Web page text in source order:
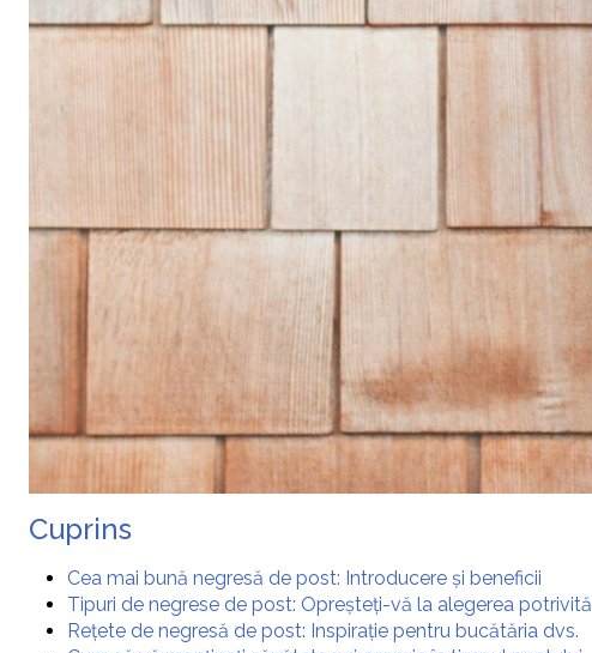
Cuprins
Cea mai bună negresă de post: Introducere și beneficii
Tipuri de negrese de post: Opreșteți-vă la alegerea potrivită
Rețete de negresă de post: Inspirație pentru bucătăria dvs.